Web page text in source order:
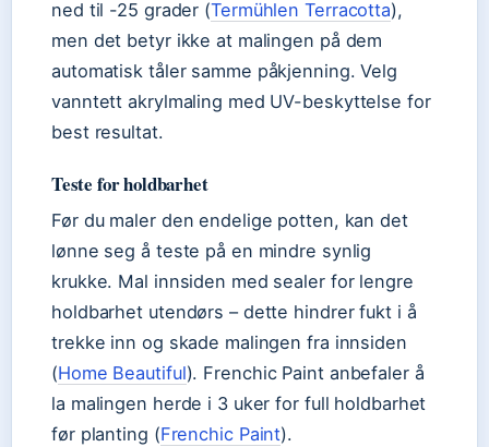
ned til -25 grader (Termühlen Terracotta),
men det betyr ikke at malingen på dem
automatisk tåler samme påkjenning. Velg
vanntett akrylmaling med UV-beskyttelse for
best resultat.
Teste for holdbarhet
Før du maler den endelige potten, kan det
lønne seg å teste på en mindre synlig
krukke. Mal innsiden med sealer for lengre
holdbarhet utendørs – dette hindrer fukt i å
trekke inn og skade malingen fra innsiden
(Home Beautiful). Frenchic Paint anbefaler å
la malingen herde i 3 uker for full holdbarhet
før planting (Frenchic Paint).